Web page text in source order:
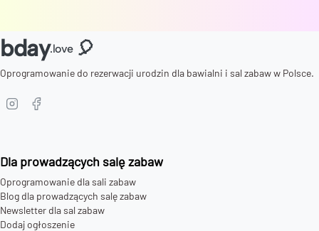
bday.love 🎈
Oprogramowanie do rezerwacji urodzin dla bawialni i sal zabaw w Polsce.
Dla prowadzących salę zabaw
Oprogramowanie dla sali zabaw
Blog dla prowadzących salę zabaw
Newsletter dla sal zabaw
Dodaj ogłoszenie